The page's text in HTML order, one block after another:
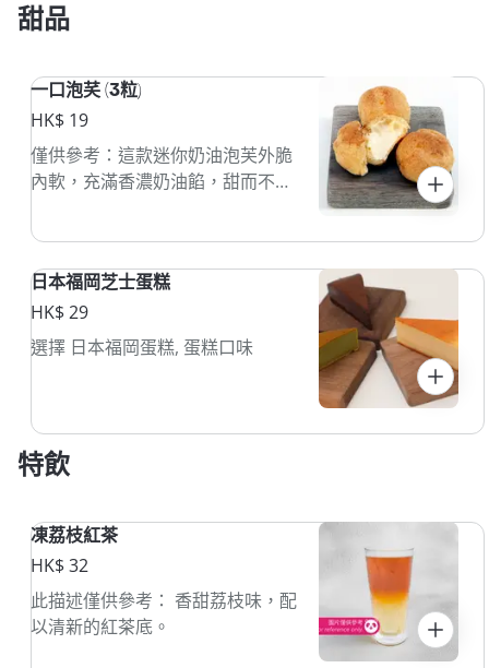
甜品
一口泡芺 (3粒)
HK$ 19
僅供參考：這款迷你奶油泡芙外脆
內軟，充滿香濃奶油餡，甜而不
日本福岡芝士蛋糕
HK$ 29
選擇 日本福岡蛋糕, 蛋糕口味
特飲
凍荔枝紅茶
HK$ 32
此描述僅供參考： 香甜荔枝味，配
以清新的紅茶底。